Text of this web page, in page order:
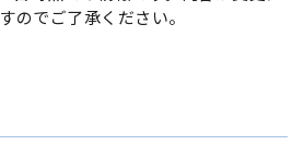
のでご了承ください。